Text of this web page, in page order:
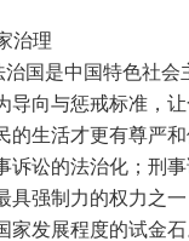
治理
是中国特色社会主
导向与惩戒标准，
的生活才更有尊严
诉讼的法治化；刑
具强制力的权力之
家发展程度的试金